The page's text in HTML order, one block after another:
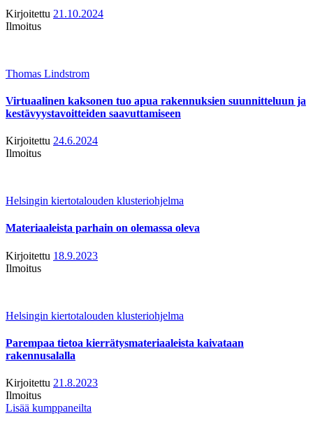
Kirjoitettu 21.10.2024
Ilmoitus
Thomas Lindstrom
Virtuaalinen kaksonen tuo apua rakennuksien suunnitteluun ja
kestävyystavoitteiden saavuttamiseen
Kirjoitettu 24.6.2024
Ilmoitus
Helsingin kiertotalouden klusteriohjelma
Materiaaleista parhain on olemassa oleva
Kirjoitettu 18.9.2023
Ilmoitus
Helsingin kiertotalouden klusteriohjelma
Parempaa tietoa kierrätysmateriaaleista kaivataan
rakennusalalla
Kirjoitettu 21.8.2023
Ilmoitus
Lisää kumppaneilta